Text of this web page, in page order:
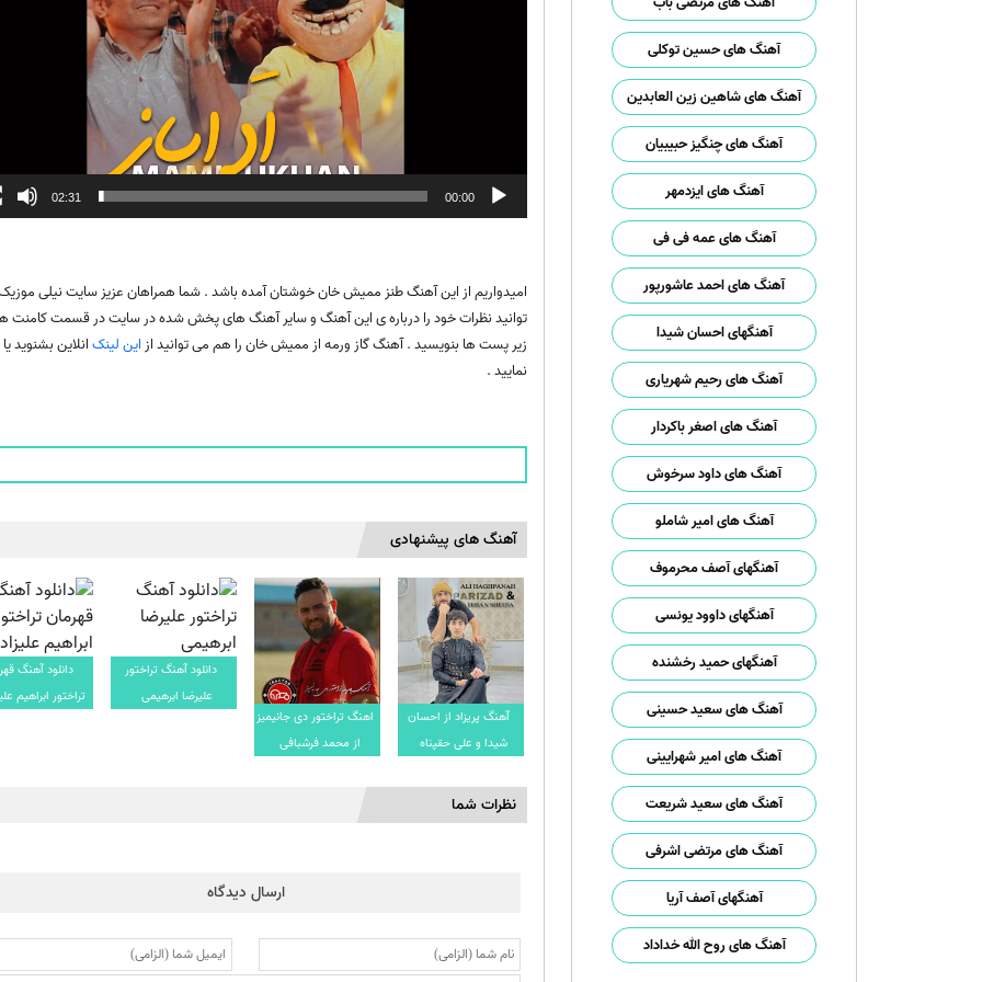
آهنگ های حسین توکلی
آهنگ های شاهین زین العابدین
آهنگ های چنگیز حبیبیان
آهنگ های ایزدمهر
آهنگ های عمه فی فی
آهنگ های احمد عاشورپور
آهنگهای احسان شیدا
آهنگ های رحیم شهریاری
آهنگ های اصغر باکردار
آهنگ های داود سرخوش
آهنگ های امیر شاملو
آهنگهای آصف محرموف
آهنگهای داوود یونسی
آهنگهای حمید رخشنده
آهنگ های سعید حسینی
آهنگ های امیر شهرایینی
آهنگ های سعید شریعت
آهنگ های مرتضی اشرفی
آهنگهای آصف آریا
آهنگ های روح الله خداداد
00:00
02:31
امیدواریم از این آهنگ طنز ممیش خان خوشتان آمده باشد . شما همراهان عزیز سایت نیلی
توانید نظرات خود را درباره ی این آهنگ و سایر آهنگ های پخش شده در سایت در قسمت کامنت
زیر پست ها بنویسید . آهنگ گاز ورمه از ممیش خان را هم می توانید از این لینکانلاین بشنوید
نمایید .
آهنگ های پیشنهادی
آهنگ پریزاد از احسان
شیدا و علی حقپناه
اهنگ تراختور دی جانیمیز
از محمد فرشبافی
دانلود آهنگ تراختور
علیرضا ابرهیمی
دانلود آهنگ
تراختور ابراهیم
نظرات شما
ارسال دیدگاه